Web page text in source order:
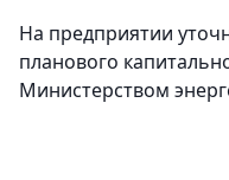
На предприятии
планового
Министерством